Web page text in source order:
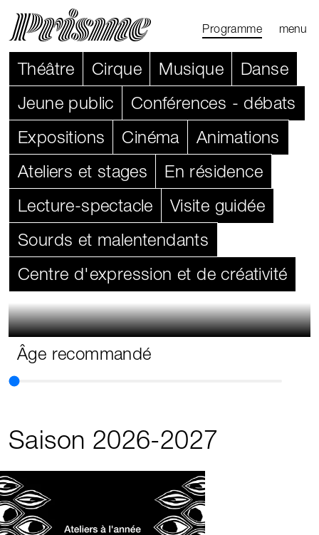
Programme
Agenda Le Mag
Les parcours
Productions
Ouvrir
Fermer
menu
Théâtre Cirque Musique
Danse
Jeune public
Conférences - débats
Expositions
Cinéma
Animations
Ateliers et stages
En résidence
Lecture-spectacle
Visite guidée
Sourds et malentendants
Centre d'expression et de créativité
Âge recommandé
Saison 2026-2027